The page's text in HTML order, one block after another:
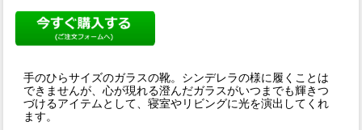
手のひらサイズのガラスの靴。シンデレラの様に履くことは
できませんが、心が現れる澄んだガラスがいつまでも輝きつ
づけるアイテムとして、寝室やリビングに光を演出してくれ
ます。